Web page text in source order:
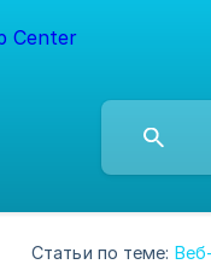
Статьи по теме: